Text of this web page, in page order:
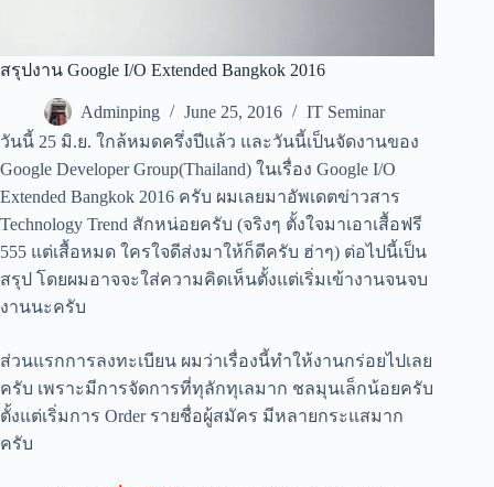
สรุปงาน Google I/O Extended Bangkok 2016
Adminping June 25, 2016
IT Seminar
วันนี้ 25 มิ.ย. ใกล้หมดครึ่งปีแล้ว และวันนี้เป็นจัดงานของ
Google Developer Group(Thailand) ในเรื่อง Google I/O
Extended Bangkok 2016 ครับ ผมเลยมาอัพเดตข่าวสาร
Technology Trend สักหน่อยครับ (จริงๆ ตั้งใจมาเอาเสื้อฟรี
555 แต่เสื้อหมด ใครใจดีส่งมาให้ก็ดีครับ ฮ่าๆ) ต่อไปนี้เป็น
สรุป โดยผมอาจจะใส่ความคิดเห็นตั้งแต่เริ่มเข้างานจนจบ
งานนะครับ
ส่วนแรกการลงทะเบียน ผมว่าเรื่องนี้ทำให้งานกร่อยไปเลย
ครับ เพราะมีการจัดการที่ทุลักทุเลมาก ชลมุนเล็กน้อยครับ
ตั้งแต่เริ่มการ Order รายชื่อผู้สมัคร มีหลายกระแสมาก
ครับ